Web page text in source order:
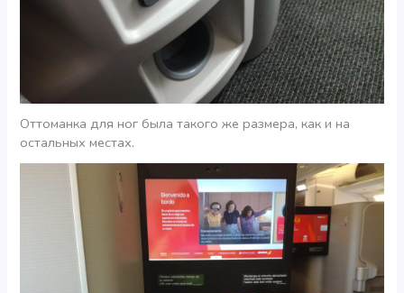
Оттоманка для ног была такого же размера, как и на
остальных местах.